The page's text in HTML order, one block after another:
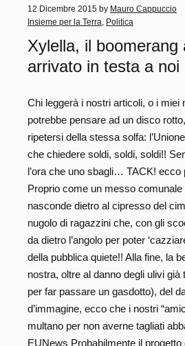
12 Dicembre 2015 by Mauro Cappuccio
Insieme per la Terra
Politica
Xylella, il boomerang
arrivato in testa a noi
Chi leggerà i nostri articoli, o i miei
potrebbe pensare ad un disco
ripetersi della stessa solfa:
che chiedere soldi, soldi, soldi!!
l’ora che uno sbagli… TACK! ecco
Proprio come un messo
nasconde dietro al cipresso del
nugolo di ragazzini che, con gli
da dietro l’angolo per poter
della pubblica quiete!! Alla fine, la
nostra, oltre al danno degli ulivi già
per far passare un gasdotto), del
d’immagine, ecco che i nostri
multano per non averne tagliati
EUNews Probabilmente il